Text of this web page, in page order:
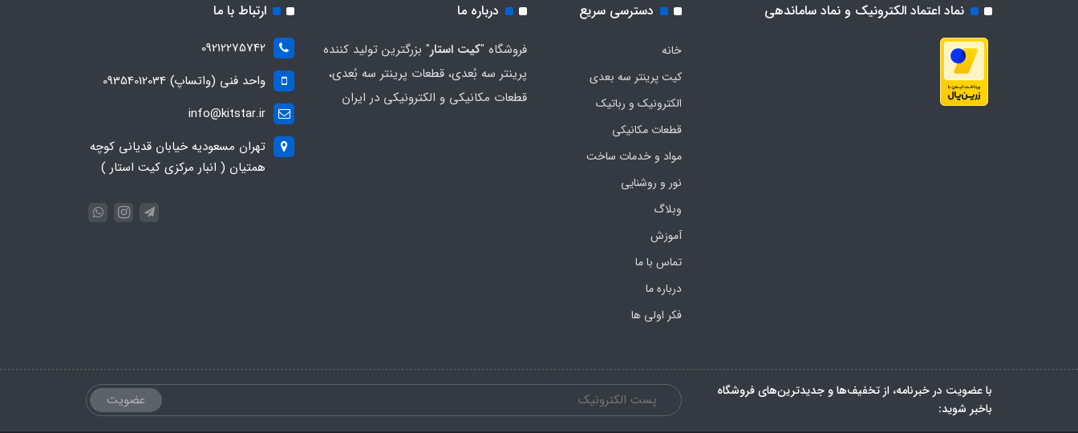
نماد اعتماد الکترونیک و نماد ساماندهی دسترسی سریع
خانه
کیت پرینتر سه بعدی
الکترونیک و رباتیک
قطعات مکانیکی
مواد و خدمات ساخت
نور و روشنایی
وبلاگ
آموزش
تماس با ما
درباره ما
فکر اولی ها
درباره ما
فروشگاه "کیت استار" بزرگترین تولید کننده
پرینتر سه بُعدی، قطعات پرینتر سه بُعدی،
قطعات مکانیکی و الکترونیکی در ایران
ارتباط با ما
09212275742
واحد فنی (واتساپ) 09354012034
info@kitstar.ir
تهران مسعودیه خیابان قدیانی کوچه
همتیان ( انبار مرکزی کیت استار )
با عضویت در خبرنامه، از تخفیف‌ها و جدیدترین‌های فروشگاه
باخبر شوید:
عضویت